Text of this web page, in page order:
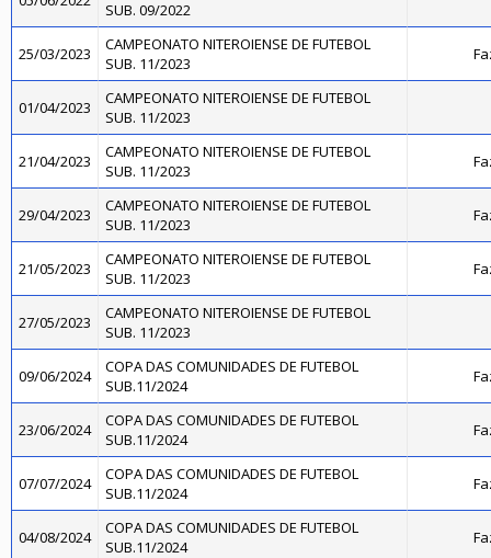
SUB. 09/2022
25/03/2023
CAMPEONATO NITEROIENSE DE FUTEBOL
SUB. 11/2023
01/04/2023
CAMPEONATO NITEROIENSE DE FUTEBOL
SUB. 11/2023
21/04/2023
CAMPEONATO NITEROIENSE DE FUTEBOL
SUB. 11/2023
29/04/2023
CAMPEONATO NITEROIENSE DE FUTEBOL
SUB. 11/2023
21/05/2023
CAMPEONATO NITEROIENSE DE FUTEBOL
SUB. 11/2023
27/05/2023
CAMPEONATO NITEROIENSE DE FUTEBOL
SUB. 11/2023
09/06/2024
COPA DAS COMUNIDADES DE FUTEBOL
SUB.11/2024
23/06/2024
COPA DAS COMUNIDADES DE FUTEBOL
SUB.11/2024
07/07/2024
COPA DAS COMUNIDADES DE FUTEBOL
SUB.11/2024
04/08/2024
COPA DAS COMUNIDADES DE FUTEBOL
SUB.11/2024